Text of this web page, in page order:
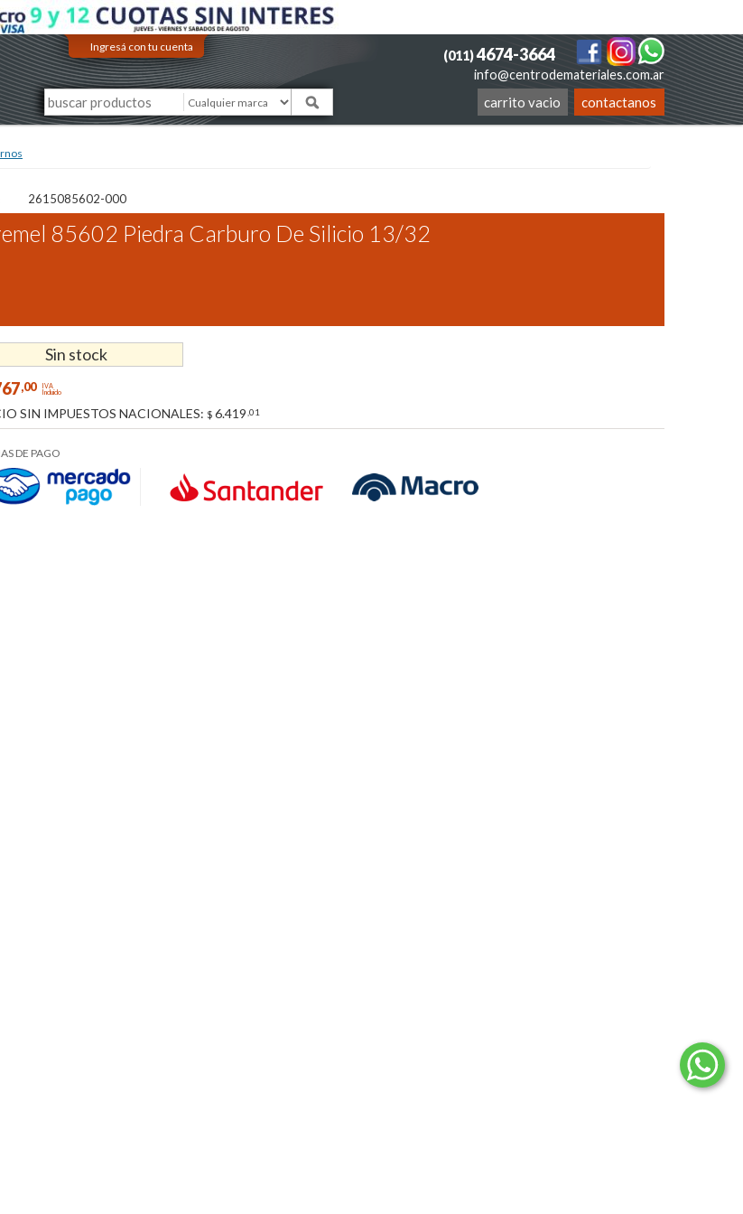
Ingresá con tu cuenta
info@centrodemateriales.com.ar
(011)4674-3664
contactanos
carrito vacio
2615085602-000
85602 Piedra Carburo De Silicio 13/32
Sin stock
,00 IVA
Incluido
SIN IMPUESTOS NACIONALES: $ 6.419 ,01
DE PAGO